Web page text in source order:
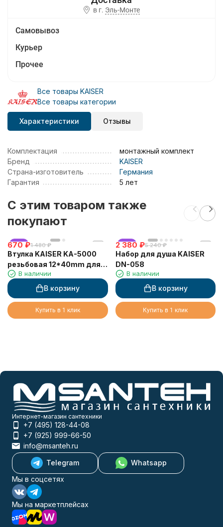
в г. Эль-Монте
Самовывоз
Курьер
Прочее
Все товары KAISER
Все товары категории
Характеристики Отзывы
Комплектация
монтажный комплект
Бренд
KAISER
Страна-изготовитель
Германия
Гарантия
5 лет
C этим товаром также
покупают
хит
670 ₽1 480 ₽
Втулка KAISER KA-5000
резьбовая 12*40mm для
выпуска 3 1/2"х 40
В наличии
В корзину
Купить в 1 клик
хит
2 380 ₽5 240 ₽
Набор для душа KAISER
DN-058
В наличии
В корзину
Купить в 1 клик
Интернет-магазин сантехники
+7 (495) 128-44-08
+7 (925) 999-66-50
info@msanteh.ru
Telegram
Whatsapp
Мы в соцсетях
Мы на маркетплейсах